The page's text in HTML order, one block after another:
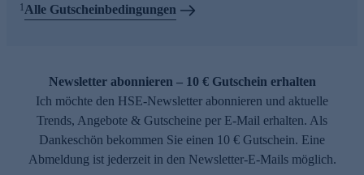
1 Alle Gutscheinbedingungen
Newsletter abonnieren – 10 € Gutschein erhalten
Ich möchte den HSE-Newsletter abonnieren und aktuelle
Trends, Angebote & Gutscheine per E-Mail erhalten. Als
Dankeschön bekommen Sie einen 10 € Gutschein. Eine
Abmeldung ist jederzeit in den Newsletter-E-Mails möglich.